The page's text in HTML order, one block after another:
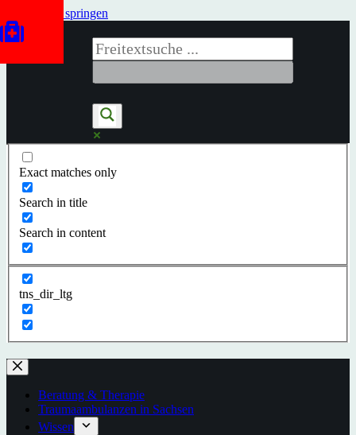
Zum Inhalt springen
Exact matches only
Search in title
Search in content
tns_dir_ltg
Beratung & Therapie
Traumaambulanzen in Sachsen
Wissen